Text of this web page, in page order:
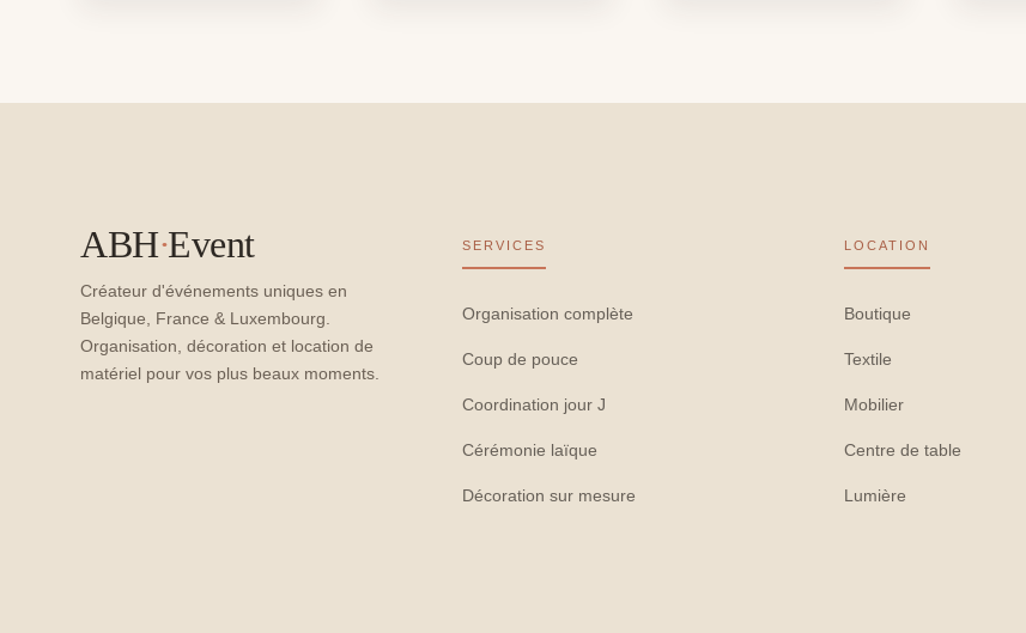
ABH·Event
Créateur d'événements uniques en
Belgique, France & Luxembourg.
Organisation, décoration et location de
matériel pour vos plus beaux moments.
SERVICES
Organisation complète
Coup de pouce
Coordination jour J
Cérémonie laïque
Décoration sur mesure
LOCATION
Boutique
Textile
Mobilier
Centre de table
Lumière